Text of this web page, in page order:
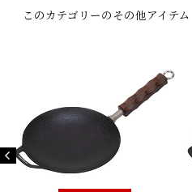
このカテゴリーのその他アイテム